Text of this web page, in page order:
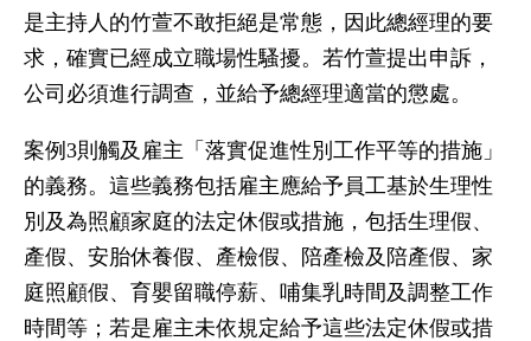
是主持人的竹萱不敢拒絕是常態，因此總經理的要
求，確實已經成立職場性騷擾。若竹萱提出申訴，
公司必須進行調查，並給予總經理適當的懲處。
案例3則觸及雇主「落實促進性別工作平等的措施」
的義務。這些義務包括雇主應給予員工基於生理性
別及為照顧家庭的法定休假或措施，包括生理假、
產假、安胎休養假、產檢假、陪產檢及陪產假、家
庭照顧假、育嬰留職停薪、哺集乳時間及調整工作
時間等；若是雇主未依規定給予這些法定休假或措